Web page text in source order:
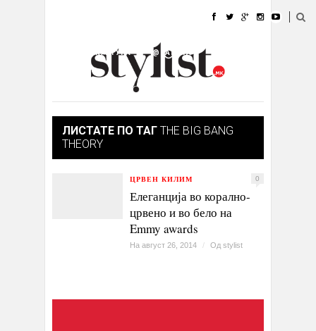
УБАВИНА
КУЛТУРА @РАБОТА
ИЗЛОГ
ЛИСТАТЕ ПО ТАГ THE BIG BANG
THEORY
ЦРВЕН КИЛИМ 0
Елеганција во корално-
црвено и во бело на
Emmy awards
На август 26, 2014 / Од stylist